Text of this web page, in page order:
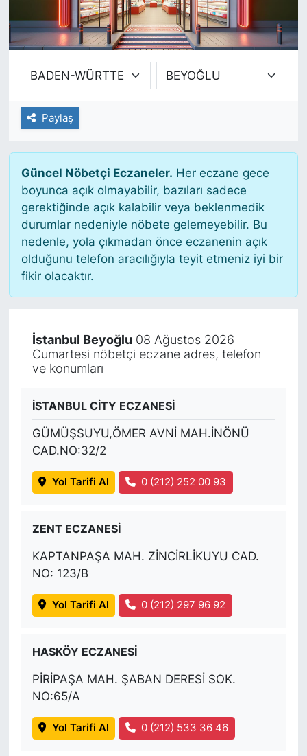
Paylaş
Güncel Nöbetçi Eczaneler. Her eczane gece
boyunca açık olmayabilir, bazıları sadece
gerektiğinde açık kalabilir veya beklenmedik
durumlar nedeniyle nöbete gelemeyebilir. Bu
nedenle, yola çıkmadan önce eczanenin açık
olduğunu telefon aracılığıyla teyit etmeniz iyi bir
fikir olacaktır.
İstanbul Beyoğlu08 Ağustos 2026
Cumartesi nöbetçi eczane adres, telefon
ve konumları
İSTANBUL CİTY ECZANESİ
GÜMÜŞSUYU,ÖMER AVNİ MAH.İNÖNÜ
CAD.NO:32/2
Yol Tarifi Al 0 (212) 252 00 93
ZENT ECZANESİ
KAPTANPAŞA MAH. ZİNCİRLİKUYU CAD.
NO: 123/B
Yol Tarifi Al 0 (212) 297 96 92
HASKÖY ECZANESİ
PİRİPAŞA MAH. ŞABAN DERESİ SOK.
NO:65/A
Yol Tarifi Al 0 (212) 533 36 46
SİYASET
SAĞLIK